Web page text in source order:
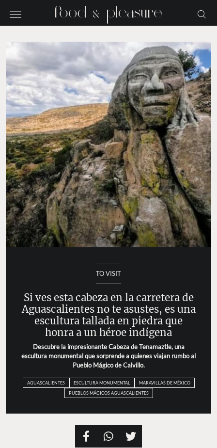
TO VISIT
Si ves esta cabeza en la carretera de
Aguascalientes no te asustes, es una
escultura tallada en piedra que
honra a un héroe indígena
Descubre la impresionante Cabeza de Tenamaztle, una
escultura monumental que sorprende a quienes viajan rumbo al
Pueblo Mágico de Calvillo.
AGUASCALIENTES ESCULTURA MONUMENTAL
MARAVILLAS DE MÉXICO
PUEBLOS MÁGICOS AGUASCALIENTES